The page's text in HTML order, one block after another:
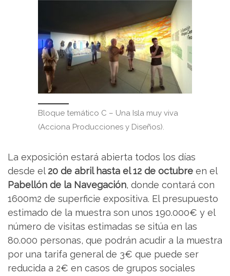
Bloque temático C – Una Isla muy viva
(Acciona Producciones y Diseños).
La exposición estará abierta todos los días
desde el20 de abril hasta el 12 de octubre en el
Pabellón de la Navegación, donde contará con
1600m2 de superficie expositiva. El presupuesto
estimado de la muestra son unos 190.000€ y el
número de visitas estimadas se sitúa en las
80.000 personas, que podrán acudir a la muestra
por una tarifa general de 3€ que puede ser
reducida a 2€ en casos de grupos sociales